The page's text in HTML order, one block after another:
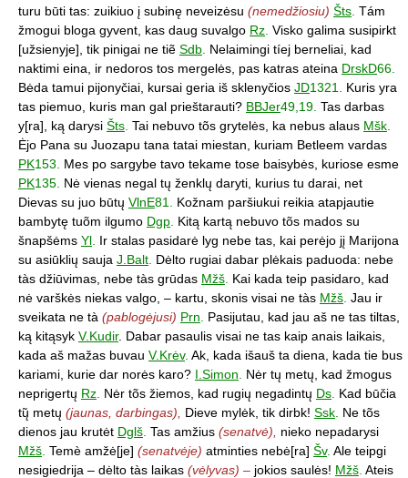
turu būti tas: zuikiuo į subinę neveizėsu (nemedžiosiu) Šts Tám
žmogui bloga gyvent, kas daug suvalgo Rz Visko galima susipirkt
[užsienyje], tik pinigai ne tiẽ Sdb Nelaimingi tíej berneliai, kad
naktimi eina, ir nedoros tos mergelės, pas katras ateina DrskD66.
Bėda tamui pijonyčiai, kursai geria iš sklenyčios JD1321.
Kuris yra
tas piemuo, kuris man gal prieštarauti? BBJer49,19. Tas darbas
y[ra], ką darysi Šts Tai nebuvo tõs grytelės, ka nebus alaus Mšk
Ėjo Pana su Juozapu tana tatai miestan, kuriam Betleem vardas
PK153.
Mes po sargybe tavo tekame tose baisybės, kuriose esme
PK135. Nė vienas negal tų ženklų daryti, kurius tu darai, net
Dievas su juo būtų VlnE81.
Kožnam paršiukui reikia atapjautie
bambytę tuõm ilgumo Dgp Kitą kartą nebuvo tõs mados su
šnapšėms Yl Ir stalas pasidarė lyg nebe tas, kai perėjo jį Marijona
su asiūklių sauja J.Balt Dėlto rugiai dabar plėkais paduoda: nebe
tàs džiūvimas, nebe tàs grūdas Mžš Kai kada teip pasidaro, kad
nė varškės niekas valgo, – kartu, skonis visai ne tàs Mžš Jau ir
sveikata ne tà (pablogėjusi) Prn
Pasijutau, kad jau aš ne tas tiltas,
ką kitąsyk V.Kudir. Dabar pasaulis visai ne tas kaip anais laikais,
kada aš mažas buvau V.Krėv. Ak, kada išauš ta diena, kada tie bus
kariami, kurie dar norės karo? I.Simon
Nėr tų metų, kad žmogus
neprigertų Rz Nėr tõs žiemos, kad rugių negadintų Ds Kad būčia
tų̃ metų (jaunas, darbingas), Dieve mylėk, tik dirbk! Ssk Ne tõs
dienos jau krutėt Dglš Tas amžius (senatvė),
nieko nepadarysi
Mžš Temè amžė[je] (senatvėje) atminties nebė[ra] Šv. Ale teipgi
nesigiedrija – dėlto tàs laikas (vėlyvas) – jokios saulės! Mžš Ateis